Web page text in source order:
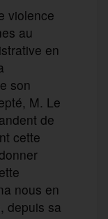
violence
au
en
son
M. Le
de
cette
nous en
depuis sa